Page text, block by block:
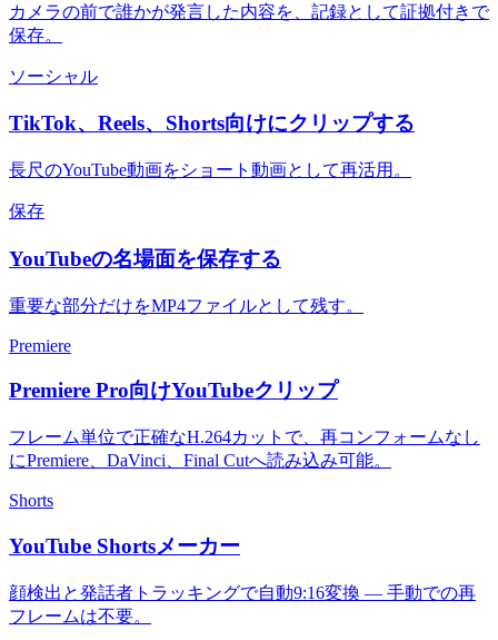
カメラの前で誰かが発言した内容を、記録として証拠付きで
保存。
ソーシャル
TikTok、Reels、Shorts向けにクリップする
長尺のYouTube動画をショート動画として再活用。
保存
YouTubeの名場面を保存する
重要な部分だけをMP4ファイルとして残す。
Premiere
Premiere Pro向けYouTubeクリップ
フレーム単位で正確なH.264カットで、再コンフォームなし
にPremiere、DaVinci、Final Cutへ読み込み可能。
Shorts
YouTube Shortsメーカー
顔検出と発話者トラッキングで自動9:16変換 — 手動での再
フレームは不要。